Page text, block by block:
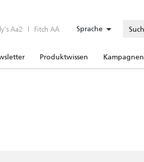
Aa2 | Fitch AA Sprache
Produktwissen Kampagnen